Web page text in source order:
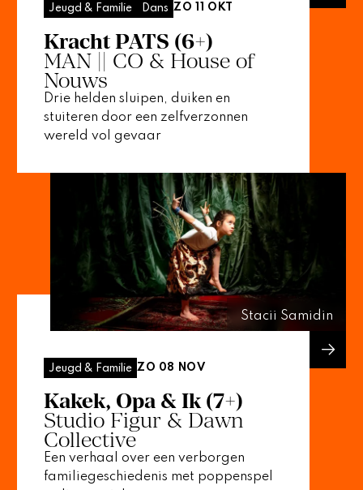
Jeugd & Familie Dans ZO 11 OKT
Kracht PATS (6+)
MAN || CO & House of
Nouws
Drie helden sluipen, duiken en
stuiteren door een zelfverzonnen
wereld vol gevaar
Jeugd & Familie ZO 08 NOV
Kakek, Opa & Ik (7+)
Studio Figur & Dawn
Collective
Een verhaal over een verborgen
familiegeschiedenis met poppenspel
Stacii Samidin